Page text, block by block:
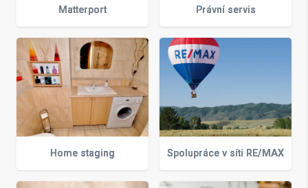
Matterport Právní servis
Home staging Spolupráce v síti RE/MAX